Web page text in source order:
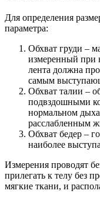
Для определения
параметра:
Обхват груди –
измеренный при
лента должна
самым
Обхват талии –
подвздошными
нормальном
расслабленным
Обхват бедер –
наиболее
Измерения проводят
прилегать к телу без
мягкие ткани, и